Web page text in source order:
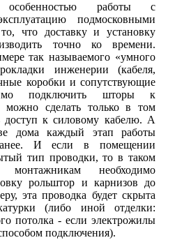
особенностью работы с
подмосковными
то, что доставку и установку
точно ко времени.
так называемого «умного
инженерии (кабеля,
коробки и сопутствующие
подключить шторы к
можно сделать только в том
доступ к силовому кабелю. А
дома каждый этап работы
И если в помещении
тип проводки, то в таком
необходимо
рольштор и карнизов до
эта проводка будет скрыта
(либо иной отделки:
потолка - если электрожилы
подключения).